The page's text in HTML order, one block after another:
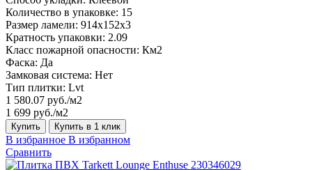
Количество в упаковке: 15
Размер ламели: 914x152x3
Кратность упаковки: 2.09
Класс пожарной опасности: Км2
Фаска: Да
Замковая система: Нет
Тип плитки: Lvt
1 580.07 руб./м2
1 699 руб./м2
Купить Купить в 1 клик
В избранное В избранном
Сравнить